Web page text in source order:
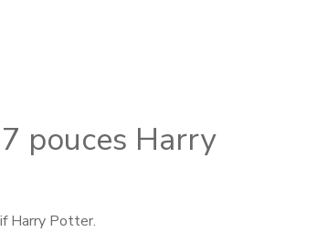
pouces Harry
Harry Potter.